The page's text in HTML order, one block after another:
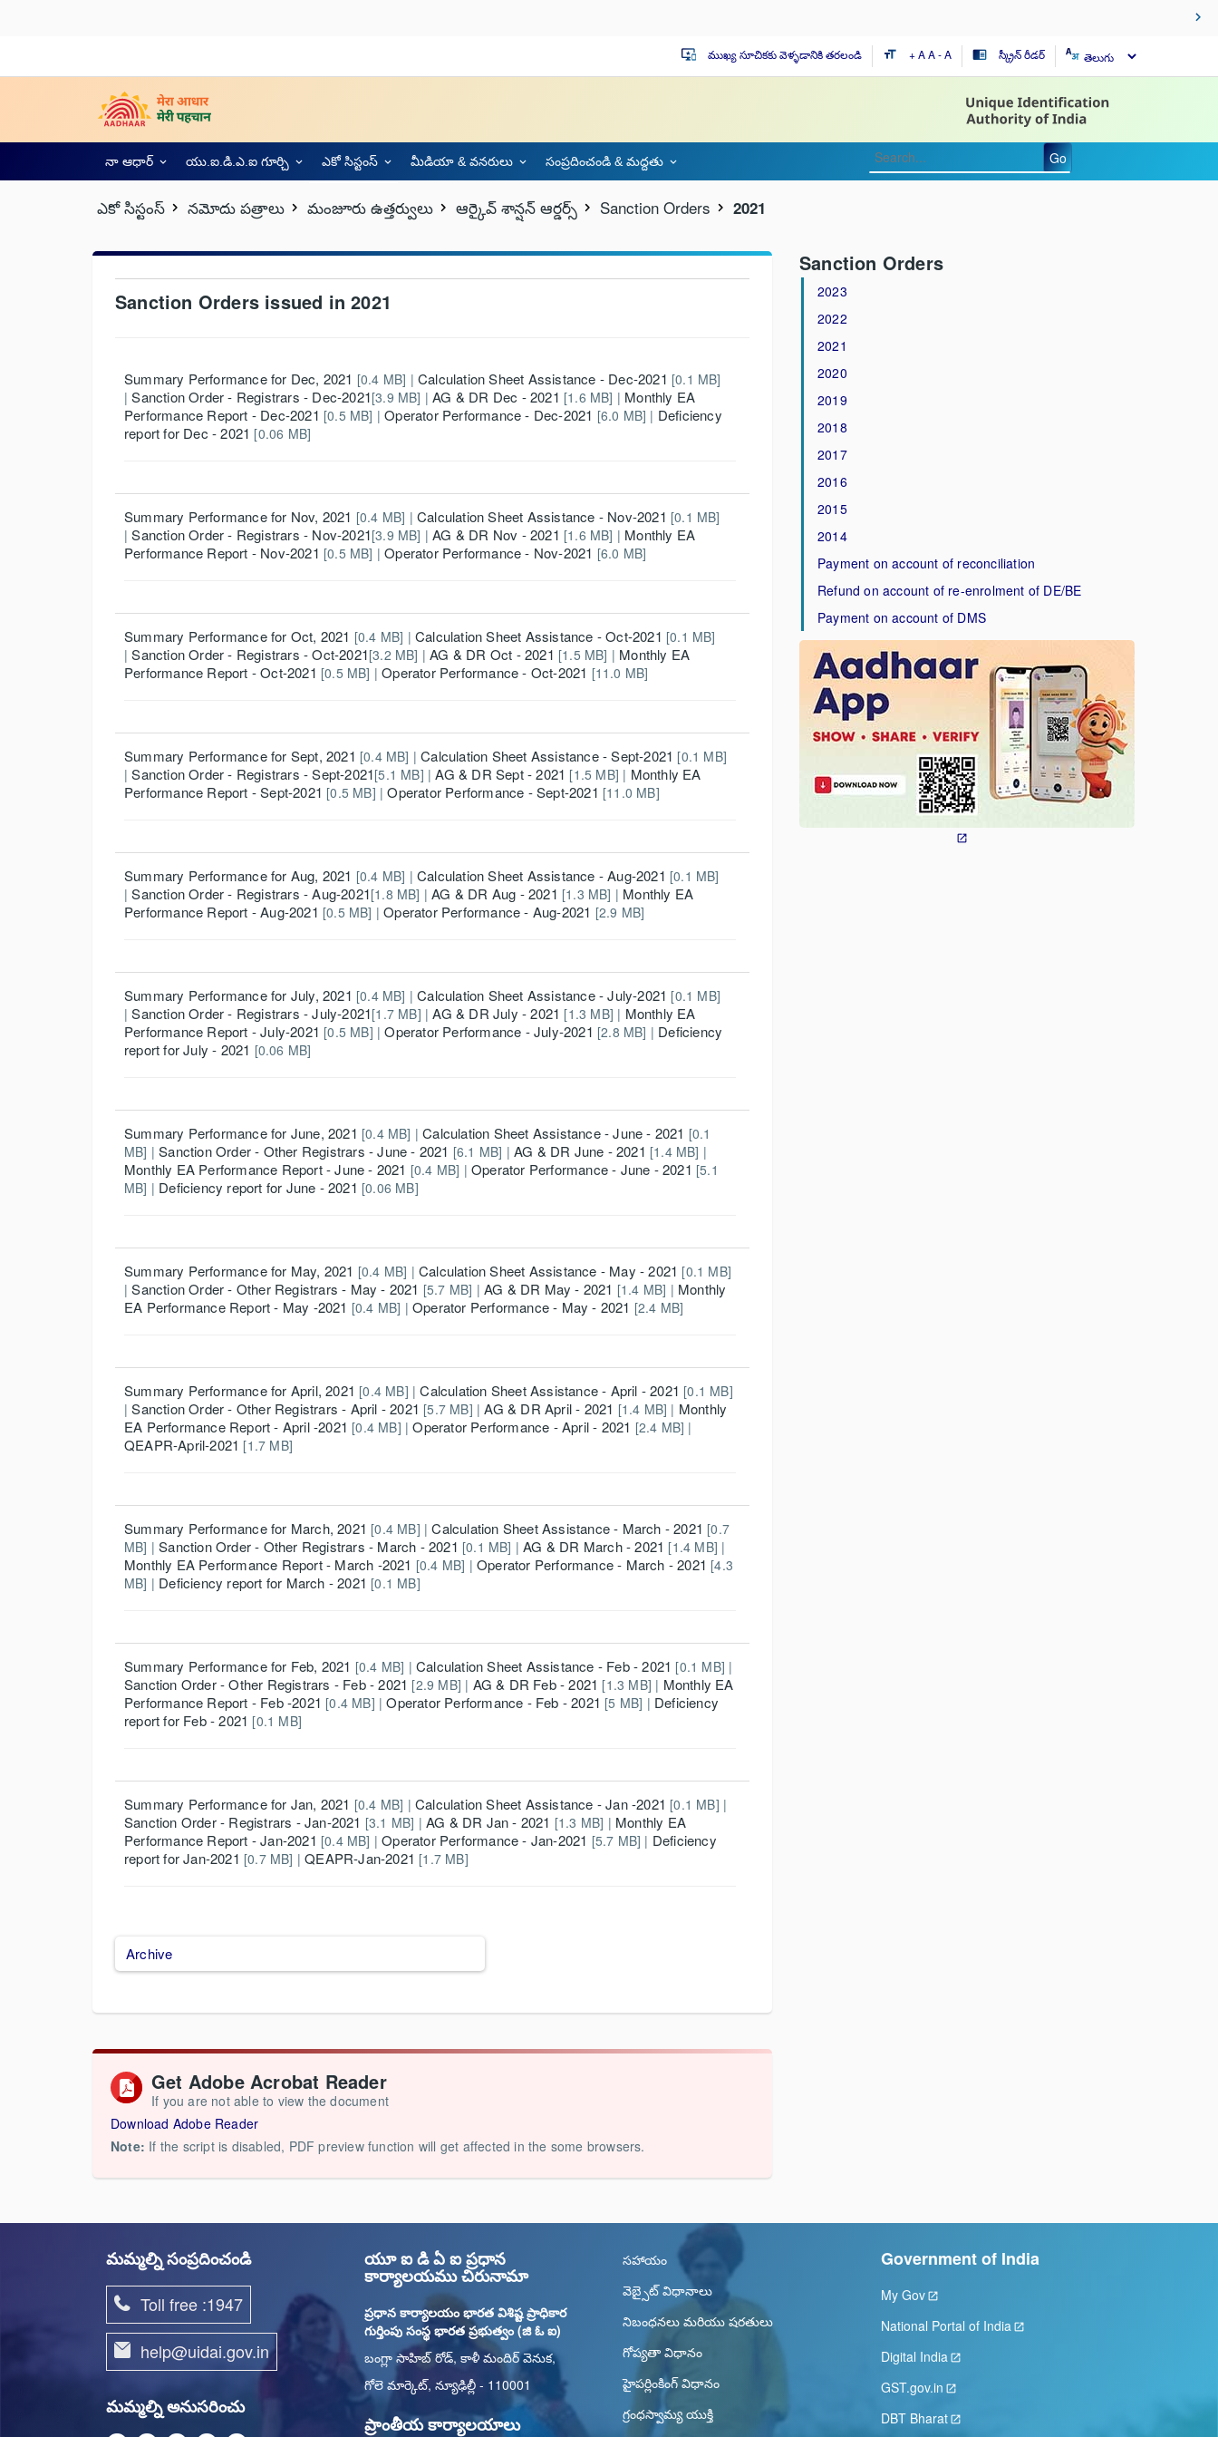
important_devices ముఖ్య సూచికకు వెళ్ళడానికి తరలండి format_size + AA- A chrome_reader_mode స్క్రీన్ రీడర్
నా ఆధార్ యు.ఐ.డి.ఎ.ఐ గూర్చి ఎకో సిస్టంస్ మీడియా & వనరులు సంప్రదించండి & మద్దతు Go
ఎకో సిస్టంస్ నమోదు పత్రాలు మంజూరు ఉత్తర్వులు ఆర్కైవ్ శాన్షన్ ఆర్డర్స్ Sanction Orders 2021
Sanction Orders issued in 2021
Summary Performance for Dec, 2021 [0.4 MB] | Calculation Sheet Assistance - Dec-2021 [0.1 MB]
| Sanction Order - Registrars - Dec-2021[3.9 MB] | AG & DR Dec - 2021 [1.6 MB] | Monthly EA
Performance Report - Dec-2021 [0.5 MB] | Operator Performance - Dec-2021 [6.0 MB] | Deficiency
report for Dec - 2021 [0.06 MB]
Summary Performance for Nov, 2021 [0.4 MB] | Calculation Sheet Assistance - Nov-2021 [0.1 MB]
| Sanction Order - Registrars - Nov-2021[3.9 MB] | AG & DR Nov - 2021 [1.6 MB] | Monthly EA
Performance Report - Nov-2021 [0.5 MB] | Operator Performance - Nov-2021 [6.0 MB]
Summary Performance for Oct, 2021 [0.4 MB] | Calculation Sheet Assistance - Oct-2021 [0.1 MB]
| Sanction Order - Registrars - Oct-2021[3.2 MB] | AG & DR Oct - 2021 [1.5 MB] | Monthly EA
Performance Report - Oct-2021 [0.5 MB] | Operator Performance - Oct-2021 [11.0 MB]
Summary Performance for Sept, 2021 [0.4 MB] | Calculation Sheet Assistance - Sept-2021 [0.1 MB]
| Sanction Order - Registrars - Sept-2021[5.1 MB] | AG & DR Sept - 2021 [1.5 MB] | Monthly EA
Performance Report - Sept-2021 [0.5 MB] | Operator Performance - Sept-2021 [11.0 MB]
Summary Performance for Aug, 2021 [0.4 MB] | Calculation Sheet Assistance - Aug-2021 [0.1 MB]
| Sanction Order - Registrars - Aug-2021[1.8 MB] | AG & DR Aug - 2021 [1.3 MB] | Monthly EA
Performance Report - Aug-2021 [0.5 MB] | Operator Performance - Aug-2021 [2.9 MB]
Summary Performance for July, 2021 [0.4 MB] | Calculation Sheet Assistance - July-2021 [0.1 MB]
| Sanction Order - Registrars - July-2021[1.7 MB] | AG & DR July - 2021 [1.3 MB] | Monthly EA
Performance Report - July-2021 [0.5 MB] | Operator Performance - July-2021 [2.8 MB] | Deficiency
report for July - 2021 [0.06 MB]
Summary Performance for June, 2021 [0.4 MB] |Calculation Sheet Assistance - June - 2021 [0.1
MB] |Sanction Order - Other Registrars - June - 2021 [6.1 MB] |AG & DR June - 2021 [1.4 MB] |
Monthly EA Performance Report - June - 2021 [0.4 MB] |Operator Performance - June - 2021 [5.1
MB] | Deficiency report for June - 2021 [0.06 MB]
Summary Performance for May, 2021 [0.4 MB] |Calculation Sheet Assistance - May - 2021 [0.1 MB]
|Sanction Order - Other Registrars - May - 2021 [5.7 MB] |AG & DR May - 2021 [1.4 MB] | Monthly
EA Performance Report - May -2021 [0.4 MB] |Operator Performance - May - 2021 [2.4 MB]
Summary Performance for April, 2021 [0.4 MB] |Calculation Sheet Assistance - April - 2021 [0.1 MB]
|Sanction Order - Other Registrars - April - 2021 [5.7 MB] |AG & DR April - 2021 [1.4 MB] | Monthly
EA Performance Report - April -2021 [0.4 MB] |Operator Performance - April - 2021 [2.4 MB] |
QEAPR-April-2021 [1.7 MB]
Summary Performance for March, 2021 [0.4 MB] |Calculation Sheet Assistance - March - 2021 [0.7
MB] |Sanction Order - Other Registrars - March - 2021 [0.1 MB] |AG & DR March - 2021 [1.4 MB] |
Monthly EA Performance Report - March -2021 [0.4 MB] |Operator Performance - March - 2021 [4.3
MB] | Deficiency report for March - 2021 [0.1 MB]
Summary Performance for Feb, 2021 [0.4 MB] |Calculation Sheet Assistance - Feb - 2021 [0.1 MB] |
Sanction Order - Other Registrars - Feb - 2021 [2.9 MB] | AG & DR Feb - 2021 [1.3 MB] | Monthly EA
Performance Report - Feb -2021 [0.4 MB] |Operator Performance - Feb - 2021 [5 MB] | Deficiency
report for Feb - 2021 [0.1 MB]
Summary Performance for Jan, 2021 [0.4 MB] |Calculation Sheet Assistance - Jan -2021 [0.1 MB] |
Sanction Order - Registrars - Jan-2021 [3.1 MB] |AG & DR Jan - 2021 [1.3 MB] | Monthly EA
Performance Report - Jan-2021 [0.4 MB] |Operator Performance - Jan-2021 [5.7 MB] | Deficiency
report for Jan-2021 [0.7 MB] |QEAPR-Jan-2021 [1.7 MB]
Archive
Get Adobe Acrobat Reader
If you are not able to view the document
Download Adobe Reader
Note: If the script is disabled, PDF preview function will get affected in the some browsers.
Sanction Orders
2023
2022
2021
2020
2019
2018
2017
2016
2015
2014
Payment on account of reconciliation
Refund on account of re-enrolment of DE/BE
Payment on account of DMS
మమ్మల్ని సంప్రదించండి
Toll free :1947
help@uidai.gov.in
మమ్మల్ని అనుసరించు
యూ ఐ డి ఏ ఐ ప్రధాన
కార్యాలయము చిరునామా
ప్రధాన కార్యాలయం భారత విశిష్ట ప్రాధికార
గుర్తింపు సంస్థ భారత ప్రభుత్వం (జి ఓ ఐ)
బంగ్లా సాహిబ్ రోడ్, కాళీ మందిర్ వెనుక,
గోలె మార్కెట్, న్యూఢిల్లీ - 110001
ప్రాంతీయ కార్యాలయాలు
సహాయం
వెబ్సైట్ విధానాలు
నిబంధనలు మరియు షరతులు
గోప్యతా విధానం
హైపర్లింకింగ్ విధానం
గ్రంధస్వామ్య యుక్తి
Government of India
My Gov
National Portal of India
Digital India
GST.gov.in
DBT Bharat